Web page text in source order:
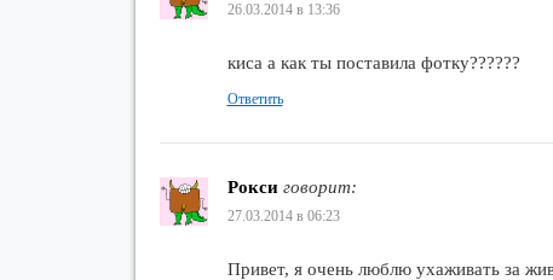
26.03.2014 в 13:36
киса а как ты поставила фотку??????
Ответить
Рокси говорит:
27.03.2014 в 06:23
Привет, я очень люблю ухаживать за